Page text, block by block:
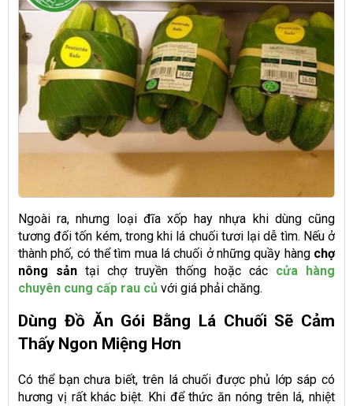
Ngoài ra, nhưng loại đĩa xốp hay nhựa khi dùng cũng
tương đối tốn kém, trong khi lá chuối tươi lại dễ tìm. Nếu ở
thành phố, có thể tìm mua lá chuối ở những quầy hàng chợ
nông sản tại chợ truyền thống hoặc các cửa hàng
chuyên cung cấp rau củ với giá phải chăng.
Dùng Đồ Ăn Gói Bằng Lá Chuối Sẽ Cảm
Thấy Ngon Miệng Hơn
Có thể bạn chưa biết, trên lá chuối được phủ lớp sáp có
hương vị rất khác biệt. Khi để thức ăn nóng trên lá, nhiệt